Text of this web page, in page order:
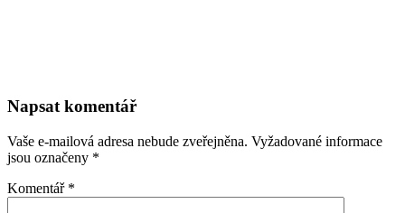
Napsat komentář
Vaše e-mailová adresa nebude zveřejněna. Vyžadované informace
jsou označeny *
Komentář *